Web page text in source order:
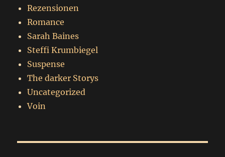
Rezensionen
Romance
Sarah Baines
Steffi Krumbiegel
Suspense
The darker Storys
Uncategorized
Voin